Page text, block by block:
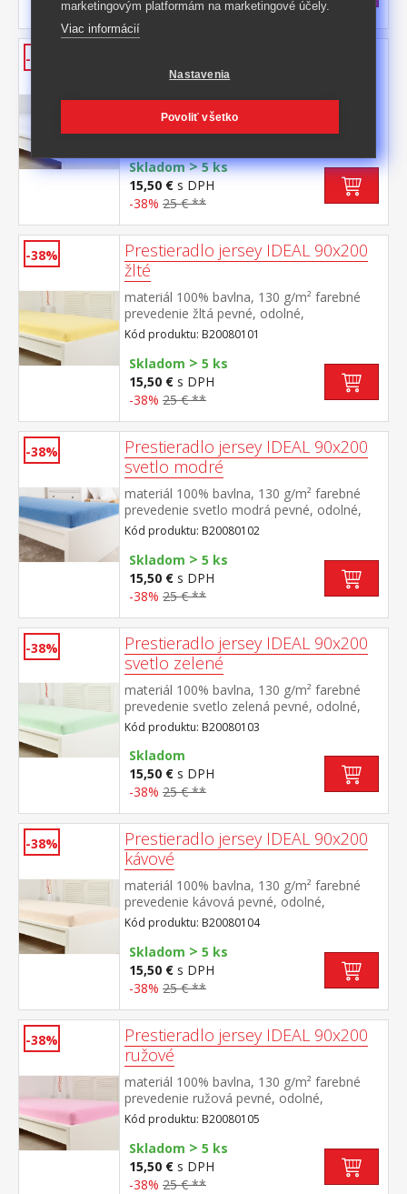
-43% 20,50 € **
-38%
materiál 100% bavlna, 130 g/m² farebné
prevedenie biela pevné, odolné,
stálofarebné, obšité gumou pre matrace do
Kód produktu: B20080100
Skladom>5 ks
15,50 € s DPH
-38% 25 € **
-38%
Prestieradlo jersey IDEAL 90x200
žlté
materiál 100% bavlna, 130 g/m² farebné
prevedenie žltá pevné, odolné,
stálofarebné, obšité gumou pre matrace do
výšky 25 cm prateľné do 60 °C
Kód produktu: B20080101
Skladom > 5 ks
15,50 € s DPH
-38% 25 € **
-38%
Prestieradlo jersey IDEAL 90x200
svetlo modré
materiál 100% bavlna, 130 g/m² farebné
prevedenie svetlo modrá pevné, odolné,
stálofarebné, obšité gumou pre matrace do
výšky 25 cm prateľné do 60 °C
Kód produktu: B20080102
Skladom > 5 ks
15,50 € s DPH
-38% 25 € **
-38%
Prestieradlo jersey IDEAL 90x200
svetlo zelené
materiál 100% bavlna, 130 g/m² farebné
prevedenie svetlo zelená pevné, odolné,
stálofarebné, obšité gumou pre matrace do
výšky 25 cm prateľné do 60 °C
Kód produktu: B20080103
Skladom
15,50 € s DPH
-38% 25 € **
-38%
Prestieradlo jersey IDEAL 90x200
kávové
materiál 100% bavlna, 130 g/m² farebné
prevedenie kávová pevné, odolné,
stálofarebné, obšité gumou pre matrace do
výšky 25 cm prateľné do 60 °C
Kód produktu: B20080104
Skladom > 5 ks
15,50 € s DPH
-38% 25 € **
-38%
Prestieradlo jersey IDEAL 90x200
ružové
materiál 100% bavlna, 130 g/m² farebné
prevedenie ružová pevné, odolné,
stálofarebné, obšité gumou pre matrace do
výšky 25 cm prateľné do 60 °C
Kód produktu: B20080105
Skladom > 5 ks
15,50 € s DPH
-38% 25 € **
marketingovým platformám na marketingové účely.
Viac informácií
Nastavenia
Povoliť všetko